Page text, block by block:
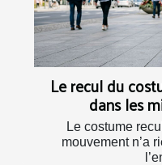
Le recul du
dans les
Le costume
mouvement n’a